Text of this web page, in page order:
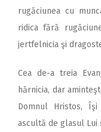
rugăciunea cu
ridica fără
jertfelnicia şi
Cea de-a treia
hărnicia, dar
Domnul Hristos,
ascultă de glasul Lui